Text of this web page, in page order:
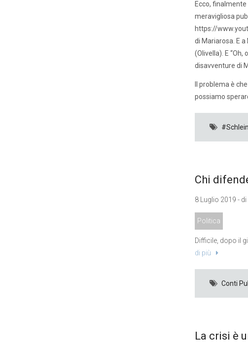
Ecco,
meravigliosa
https://
di Mariarosa. E
(Olivella). E
disavventure di
Il problema è
possiamo
#Schlein
Chi
8 Luglio 2019 - di
Politica
Difficile, dopo il
di più
Conti
La crisi è